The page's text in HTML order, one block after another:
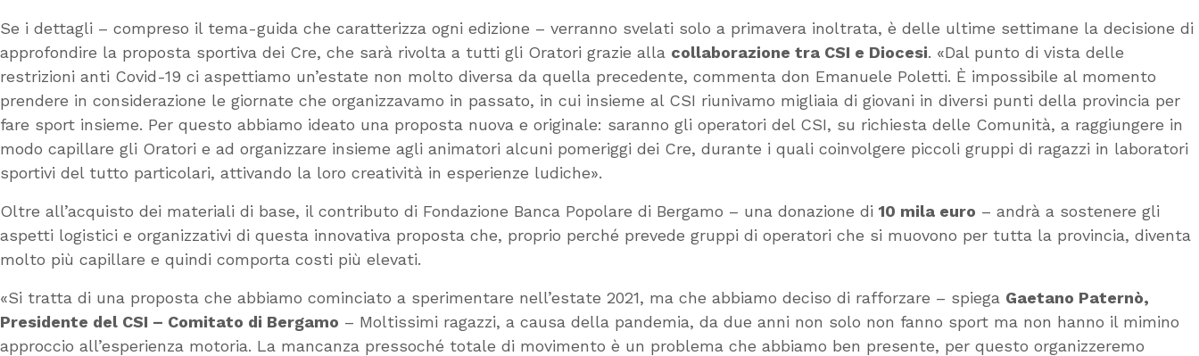
Se i dettagli – compreso il tema-guida che caratterizza ogni edizione – verranno svelati solo a primavera inoltrata, è delle ultime settimane la decisione di
approfondire la proposta sportiva dei Cre, che sarà rivolta a tutti gli Oratori grazie alla collaborazione tra CSI e Diocesi. «Dal punto di vista delle
restrizioni anti Covid-19 ci aspettiamo un’estate non molto diversa da quella precedente, commenta don Emanuele Poletti. È impossibile al momento
prendere in considerazione le giornate che organizzavamo in passato, in cui insieme al CSI riunivamo migliaia di giovani in diversi punti della provincia per
fare sport insieme. Per questo abbiamo ideato una proposta nuova e originale: saranno gli operatori del CSI, su richiesta delle Comunità, a raggiungere in
modo capillare gli Oratori e ad organizzare insieme agli animatori alcuni pomeriggi dei Cre, durante i quali coinvolgere piccoli gruppi di ragazzi in laboratori
sportivi del tutto particolari, attivando la loro creatività in esperienze ludiche».
Oltre all’acquisto dei materiali di base, il contributo di Fondazione Banca Popolare di Bergamo – una donazione di 10 mila euro – andrà a sostenere gli
aspetti logistici e organizzativi di questa innovativa proposta che, proprio perché prevede gruppi di operatori che si muovono per tutta la provincia, diventa
molto più capillare e quindi comporta costi più elevati.
«Si tratta di una proposta che abbiamo cominciato a sperimentare nell’estate 2021, ma che abbiamo deciso di rafforzare – spiega Gaetano Paternò,
Presidente del CSI – Comitato di Bergamo – Moltissimi ragazzi, a causa della pandemia, da due anni non solo non fanno sport ma non hanno il mimino
approccio all’esperienza motoria. La mancanza pressoché totale di movimento è un problema che abbiamo ben presente, per questo organizzeremo